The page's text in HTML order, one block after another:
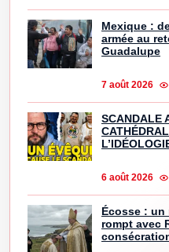
Mexique :
armée au
Guadalupe
7 août 2026
SCANDALE
6 août 2026
Écosse :
rompt avec